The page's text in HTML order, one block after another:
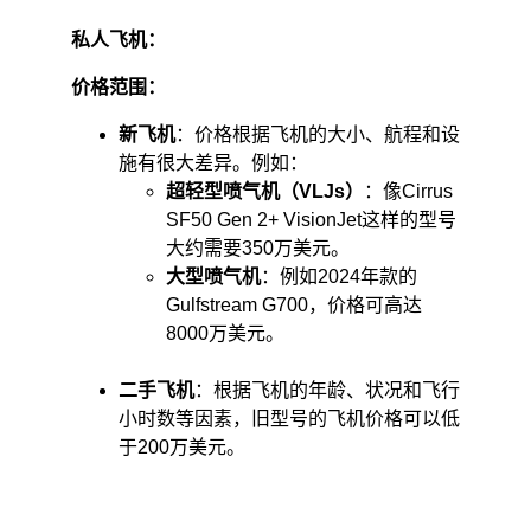
私人飞机：
价格范围：
新飞机：价格根据飞机的大小、航程和设
施有很大差异。例如：
超轻型喷气机（VLJs）
：像Cirrus
SF50 Gen 2+ VisionJet这样的型号
大约需要350万美元。
大型喷气机：例如2024年款的
Gulfstream G700，价格可高达
8000万美元。​
二手飞机：根据飞机的年龄、状况和飞行
小时数等因素，旧型号的飞机价格可以低
于200万美元。 ​